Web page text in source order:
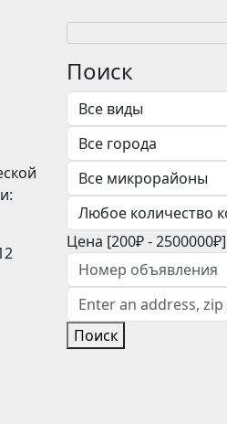
Поиск
Цена [200₽-2500000₽]
Поиск